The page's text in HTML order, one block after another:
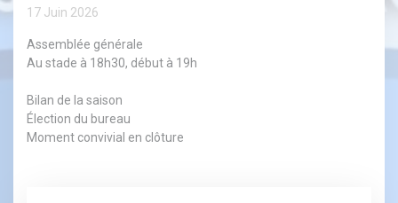
17 Juin 2026
Assemblée générale
Au stade à 18h30, début à 19h
Bilan de la saison
Élection du bureau
Moment convivial en clôture